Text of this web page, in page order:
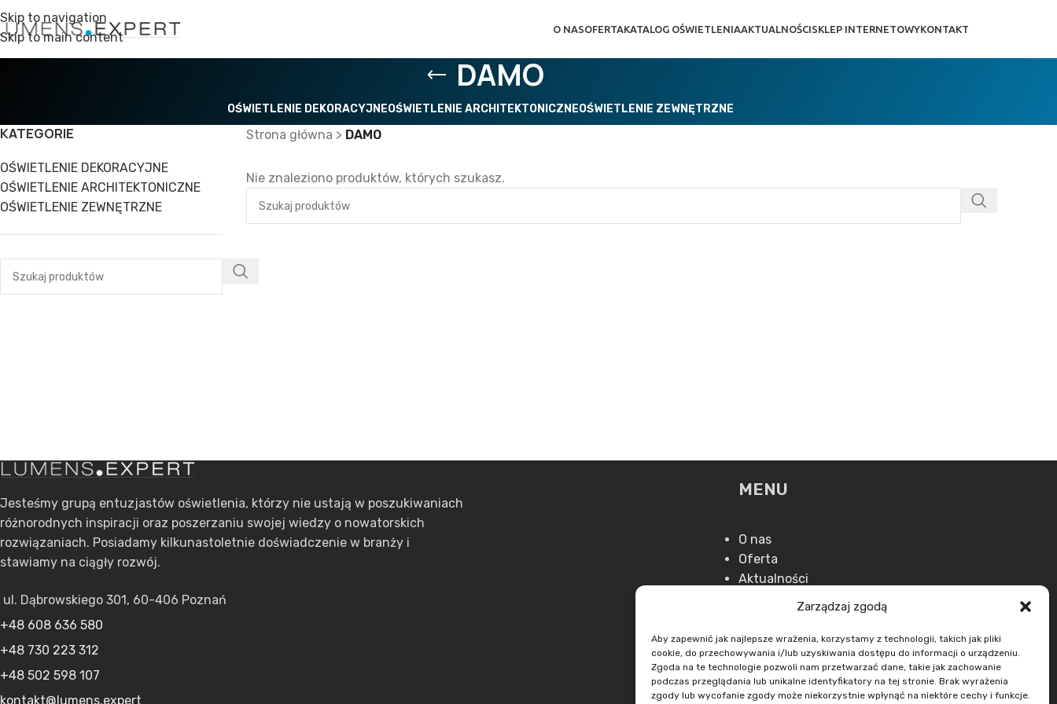
Zarządzaj zgodą
Aby zapewnić jak najlepsze wrażenia, korzystamy z technologii, takich jak pliki
cookie, do przechowywania i/lub uzyskiwania dostępu do informacji o urządzeniu.
Zgoda na te technologie pozwoli nam przetwarzać dane, takie jak zachowanie
podczas przeglądania lub unikalne identyfikatory na tej stronie. Brak wyrażenia
zgody lub wycofanie zgody może niekorzystnie wpłynąć na niektóre cechy i funkcje.
Skip to navigation
Skip to main content
O NASOFERTAKATALOG OŚWIETLENIAAKTUALNOŚCISKLEP INTERNETOWYKONTAKT
DAMO
OŚWIETLENIE DEKORACYJNEOŚWIETLENIE ARCHITEKTONICZNEOŚWIETLENIE ZEWNĘTRZNE
KATEGORIE
OŚWIETLENIE DEKORACYJNE
OŚWIETLENIE ARCHITEKTONICZNE
OŚWIETLENIE ZEWNĘTRZNE
Strona główna > DAMO
Nie znaleziono produktów, których szukasz.
Jesteśmy grupą entuzjastów oświetlenia, którzy nie ustają w poszukiwaniach
różnorodnych inspiracji oraz poszerzaniu swojej wiedzy o nowatorskich
rozwiązaniach. Posiadamy kilkunastoletnie doświadczenie w branży i
stawiamy na ciągły rozwój.
ul. Dąbrowskiego 301, 60-406 Poznań
+48 608 636 580
+48 730 223 312
+48 502 598 107
kontakt@lumens.expert
MENU
O nas
Oferta
Aktualności